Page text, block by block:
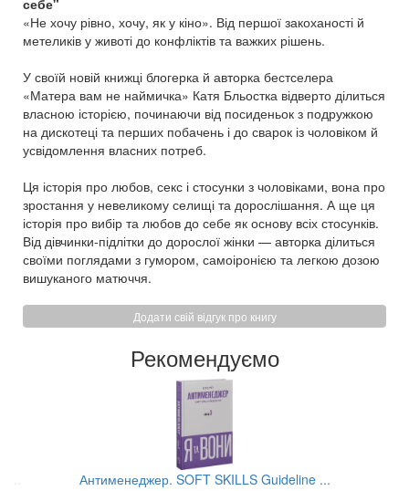
себе"
«Не хочу рівно, хочу, як у кіно». Від першої закоханості й
метеликів у животі до конфліктів та важких рішень.
У своїй новій книжці блогерка й авторка бестселера
«Матера вам не наймичка» Катя Бльостка відверто ділиться
власною історією, починаючи від посиденьок з подружкою
на дискотеці та перших побачень і до сварок із чоловіком й
усвідомлення власних потреб.
Ця історія про любов, секс і стосунки з чоловіками, вона про
зростання у невеликому селищі та дорослішання. А ще ця
історія про вибір та любов до себе як основу всіх стосунків.
Від дівчинки-підлітки до дорослої жінки — авторка ділиться
своїми поглядами з гумором, самоіронією та легкою дозою
вишуканого матюччя.
Додати свій відгук про книгу
Рекомендуємо
... Антименеджер. SOFT SKILLS Guideline ...